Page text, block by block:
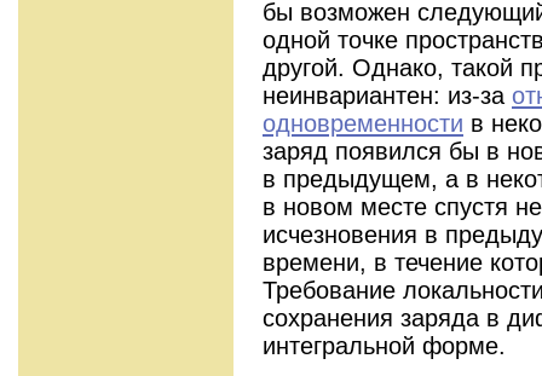
бы возможен
одной точке
другой. Однако, такой
неинвариантен: из-за
одновременности в
заряд появился бы в
в предыдущем, а в
в новом месте спустя
исчезновения в
времени, в течение
Требование
сохранения заряда в
интегральной форме.